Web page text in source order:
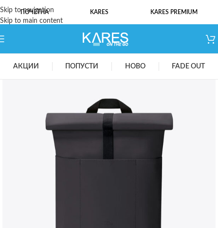
Skip to navigation
Skip to main content
ПОЧЕТНА KARES KARES PREMIUM
АКЦИИ ПОПУСТИ НОВО FADE OUT